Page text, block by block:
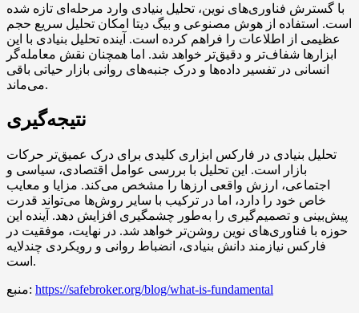
با گسترش فناوری‌های نوین، تحلیل بنیادی وارد مرحله‌ای تازه شده
است. استفاده از هوش مصنوعی و بیگ دیتا امکان تحلیل سریع حجم
عظیمی از اطلاعات را فراهم کرده است. آینده تحلیل بنیادی با این
ابزارها شفاف‌تر و دقیق‌تر خواهد شد. اما همچنان نقش معامله‌گر
انسانی در تفسیر داده‌ها و درک جنبه‌های روانی بازار حیاتی باقی
می‌ماند.
نتیجه‌گیری
تحلیل بنیادی در فارکس ابزاری کلیدی برای درک عمیق‌تر حرکات
بازار است. این تحلیل با بررسی عوامل اقتصادی، سیاسی و
اجتماعی، ارزش واقعی ارزها را مشخص می‌کند. مزایا و معایب
خاص خود را دارد، اما در ترکیب با سایر روش‌ها می‌تواند قدرت
پیش‌بینی و تصمیم‌گیری را به‌طور چشمگیری افزایش دهد. آینده این
حوزه با فناوری‌های نوین روشن‌تر خواهد شد. در نهایت، موفقیت در
فارکس نیازمند دانش بنیادی، انضباط روانی و رویکردی چندلایه
است.
منبع: https://safebroker.org/blog/what-is-fundamental